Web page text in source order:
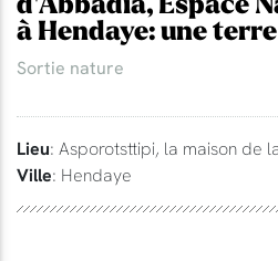
à Hendaye: une
Sortie nature
Lieu: Asporotsttipi, la maison de
Ville: Hendaye